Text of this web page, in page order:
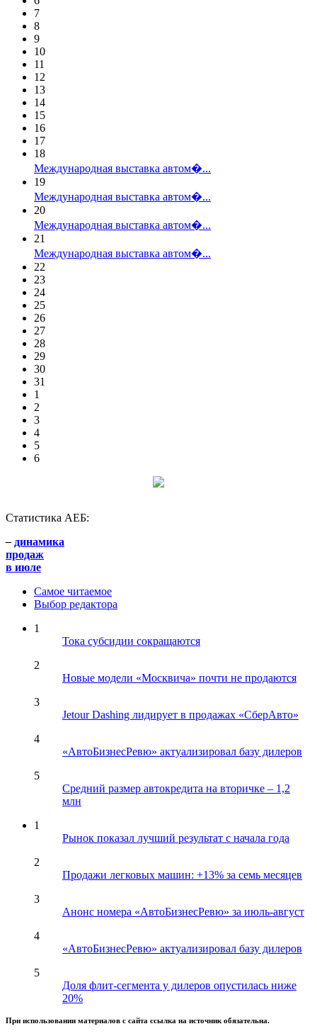
7
8
9
10
11
12
13
14
15
16
17
18
Международная выставка автом�...
19
Международная выставка автом�...
20
Международная выставка автом�...
21
Международная выставка автом�...
22
23
24
25
26
27
28
29
30
31
1
2
3
4
5
6
Статистика АЕБ:
– динамика
продаж
в июле
Самое читаемое
Выбор редактора
1
Тока субсидии сокращаются
2
Новые модели «Москвича» почти не продаются
3
Jetour Dashing лидирует в продажах «СберАвто»
4
«АвтоБизнесРевю» актуализировал базу дилеров
5
Средний размер автокредита на вторичке – 1,2
млн
1
Рынок показал лучший результат с начала года
2
Продажи легковых машин: +13% за семь месяцев
3
Анонс номера «АвтоБизнесРевю» за июль-август
4
«АвтоБизнесРевю» актуализировал базу дилеров
5
Доля флит-сегмента у дилеров опустилась ниже
20%
При использовании материалов с сайта ссылка на источник обязательна.